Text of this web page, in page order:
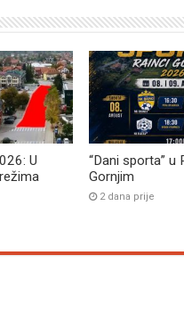
U
“Dani sporta” u
Gornjim
2 dana prije